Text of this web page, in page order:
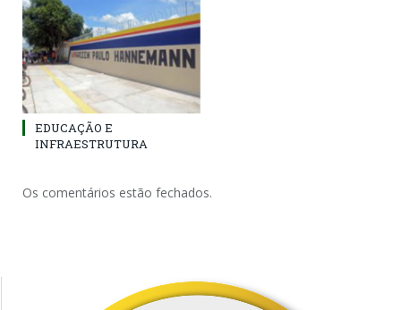
EDUCAÇÃO E
INFRAESTRUTURA
Os comentários estão fechados.